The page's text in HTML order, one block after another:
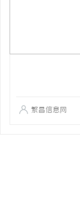
繁昌信息网